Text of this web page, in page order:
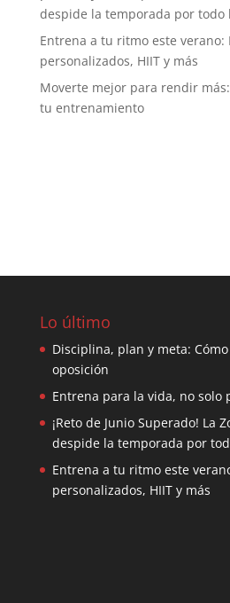
despide la temporada por todo
Entrena a tu ritmo este verano:
personalizados, HIIT y más
Moverte mejor para rendir
tu entrenamiento
Lo último
Disciplina, plan y meta:
oposición
Entrena para la vida, no solo
¡Reto de Junio Superado! La
despide la temporada por
Entrena a tu ritmo este
personalizados, HIIT y más